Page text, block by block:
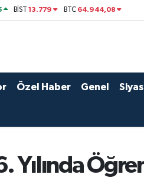
BİST13.779 BTC 64.944,08
Özel Haber Genel
Yılında